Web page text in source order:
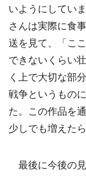
いようにしてい
さんは実際に食
送を見て、「こ
できないくらい
く上で大切な部
戦争というもの
た。この作品を
少しでも増えた
最後に今後の